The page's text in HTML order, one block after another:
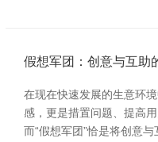
假想军团：创意与互助
在现在快速发展的生意环
感，更是措置问题、提高
而“假想军团”恰是将创意